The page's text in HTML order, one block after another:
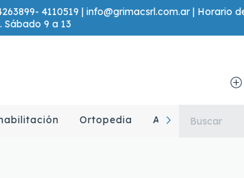
4110519 | info@grimacsrl.com.ar | Horario
Sábado 9 a 13
Ortopedia Ayuda Para Baño